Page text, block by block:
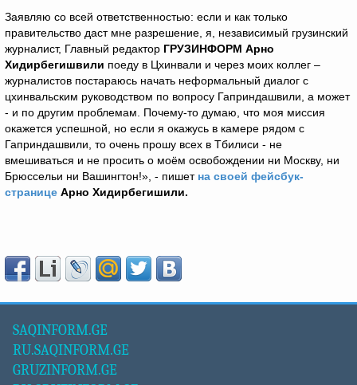
Заявляю со всей ответственностью: если и как только
правительство даст мне разрешение, я, независимый грузинский
журналист, Главный редактор ГРУЗИНФОРМ Арно
Хидирбегишвили поеду в Цхинвали и через моих коллег –
журналистов постараюсь начать неформальный диалог с
цхинвальским руководством по вопросу Гаприндашвили, а может
- и по другим проблемам. Почему-то думаю, что моя миссия
окажется успешной, но если я окажусь в камере рядом с
Гаприндашвили, то очень прошу всех в Тбилиси - не
вмешиваться и не просить о моём освобождении ни Москву, ни
Брюссельи ни Вашингтон!», - пишет на своей фейсбук-
странице Арно Хидирбегишили.
SAQINFORM.GE
RU.SAQINFORM.GE
GRUZINFORM.GE